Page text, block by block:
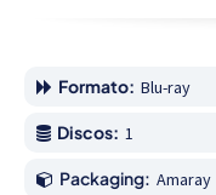
Formato: Blu-ray
Discos: 1
Packaging: Amaray